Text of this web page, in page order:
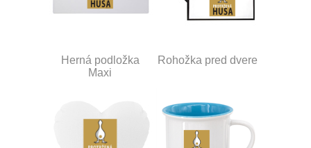
Herná podložka
Maxi
Rohožka pred dvere